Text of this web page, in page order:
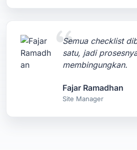
Semua checklist
satu, jadi
membingungkan.
Fajar Ramadhan
Site Manager